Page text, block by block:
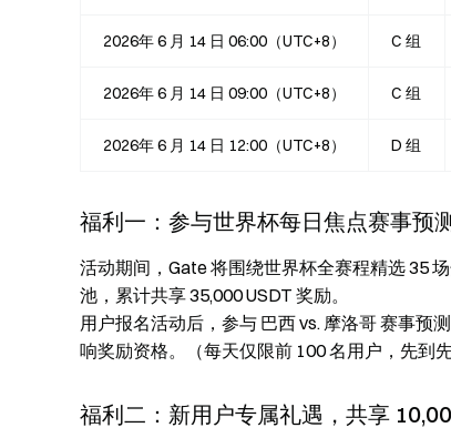
2026年 6 月 14 日 06:00（UTC+8） C 组
2026年 6 月 14 日 09:00（UTC+8） C 组
2026年 6 月 14 日 12:00（UTC+8） D 组
福利一：参与世界杯每日焦点赛事预
活动期间，Gate 将围绕世界杯全赛程精选 35
池，累计共享 35,000 USDT 奖励。
用户报名活动后，参与 巴西 vs. 摩洛哥 赛事预
响奖励资格。（每天仅限前 100 名用户，先到
福利二：新用户专属礼遇，共享